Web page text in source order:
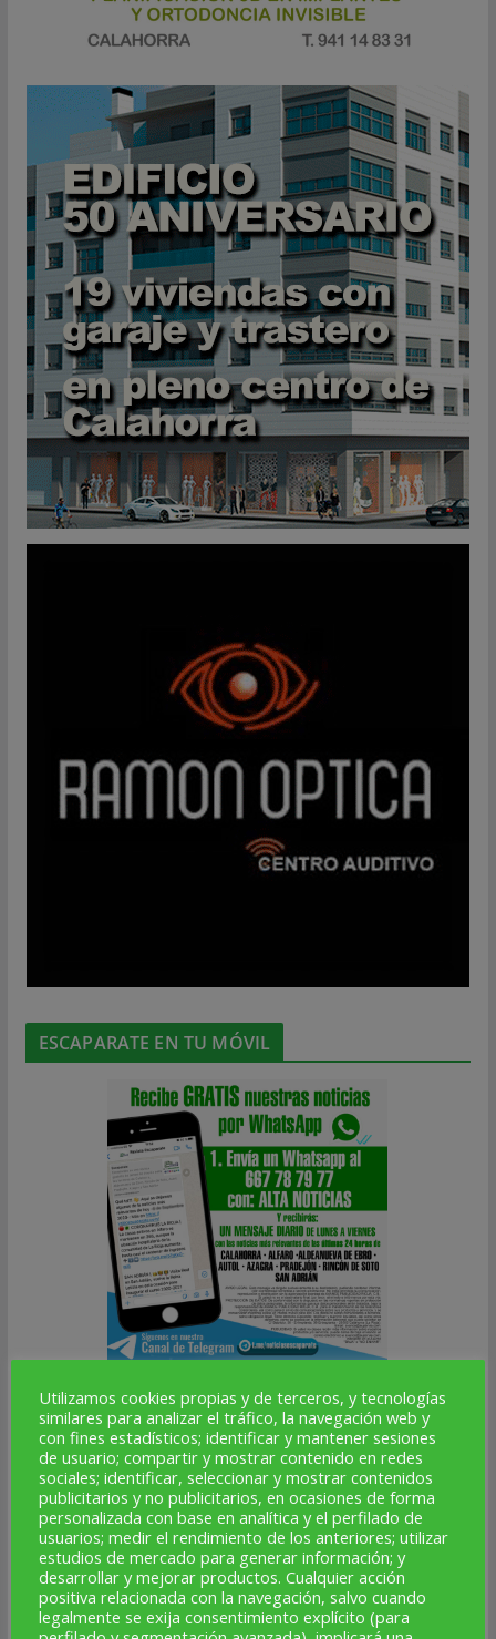
ESCAPARATE EN TU MÓVIL
ALTA NOTICIAS
SÍGUENOS
Facebook InstagramTelegramX YouTube Correo electrónico
★
Utilizamos cookies propias y de terceros, y tecnologías
similares para analizar el tráfico, la navegación web y
con fines estadísticos; identificar y mantener sesiones
de usuario; compartir y mostrar contenido en redes
sociales; identificar, seleccionar y mostrar contenidos
publicitarios y no publicitarios, en ocasiones de forma
personalizada con base en analítica y el perfilado de
usuarios; medir el rendimiento de los anteriores; utilizar
estudios de mercado para generar información; y
desarrollar y mejorar productos. Cualquier acción
positiva relacionada con la navegación, salvo cuando
legalmente se exija consentimiento explícito (para